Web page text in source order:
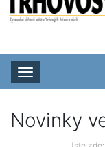
Rozbalit
Novinky